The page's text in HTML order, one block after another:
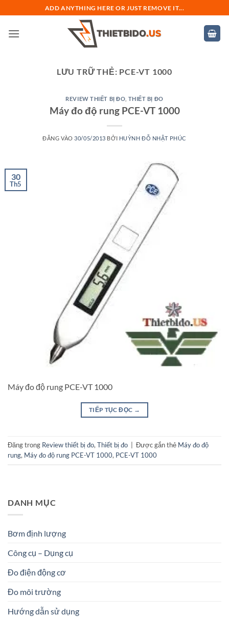
qua
nội
ADD ANYTHING HERE OR JUST REMOVE IT...
LƯU TRỮ THẺ: PCE-VT 1000
REVIEW THIẾT BỊ ĐO THIẾT BỊ ĐO
Máy đo độ rung PCE-VT 1000
ĐĂNG VÀO 30/05/2013 BỞI HUỲNH ĐỖ NHẬT PHÚC
30
Th5
Máy đo độ rung PCE-VT 1000
TIẾP TỤC ĐỌC →
Đăng trong Review thiết bị đo, Thiết bị đo Được gắn thẻ Máy đo độ
rung, Máy đo độ rung PCE-VT 1000, PCE-VT 1000
DANH MỤC
Bơm định lượng
Công cụ – Dụng cụ
Đo điện động cơ
Đo môi trường
Hướng dẫn sử dụng